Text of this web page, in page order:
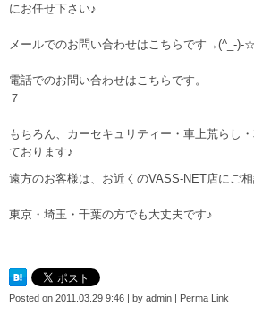
にお任せ下さい♪
メールでのお問い合わせはこちらです→(^_-)-☆
電話でのお問い合わせはこちらです。 ０
７
もちろん、カーセキュリティー・車上荒らし
ております♪
遠方のお客様は、お近くのVASS-NET店にご
東京・埼玉・千葉の方でも大丈夫です♪
Posted on 2011.03.29 9:46 by admin Perma Link